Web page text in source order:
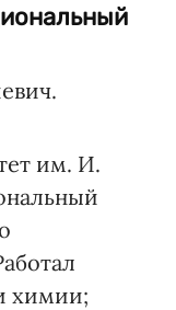
им. И.
химии;